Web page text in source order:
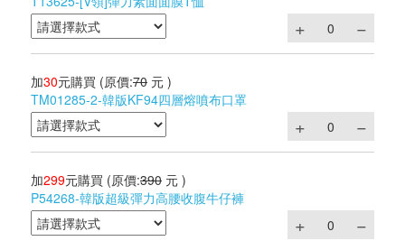
加30元購買 (原價:70 元 )
TM01285-2-韓版KF94四層熔噴布口罩
加299元購買 (原價:390 元 )
P54268-韓版超級彈力高腰收腹牛仔褲